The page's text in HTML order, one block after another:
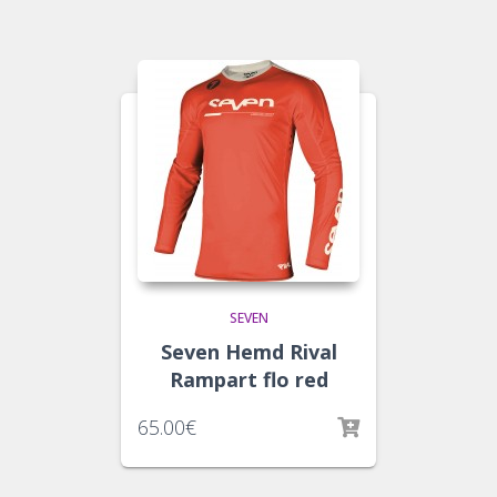
SEVEN
Seven Hemd Rival
Rampart flo red
65.00€